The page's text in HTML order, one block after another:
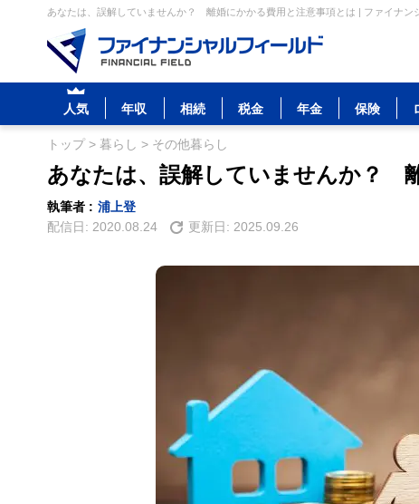
あなたは、誤解していませんか？ 離婚にかかる費用と注意事項とは | ファイナン
人気 年収 相続 税金 年金 保険
トップ> 暮らし > その他暮らし
あなたは、誤解していませんか？
執筆者 : 浦上登
配信日: 2020.08.24 更新日: 2025.09.26